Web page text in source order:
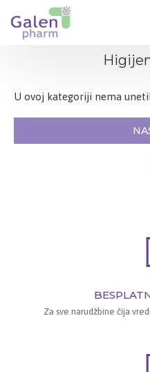
U ovoj kategoriji nema
Za sve narudžbine čija